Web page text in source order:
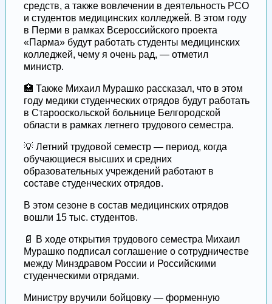
средств, а также вовлечении в деятельность РСО
и студентов медицинских колледжей. В этом году
в Перми в рамках Всероссийского проекта
«Парма» будут работать студенты медицинских
колледжей, чему я очень рад, — отметил
министр.
🏥 Также Михаил Мурашко рассказал, что в этом
году медики студенческих отрядов будут работать
в Старооскольской больнице Белгородской
области в рамках летнего трудового семестра.
💡 Летний трудовой семестр — период, когда
обучающиеся высших и средних
образовательных учреждений работают в
составе студенческих отрядов.
В этом сезоне в состав медицинских отрядов
вошли 15 тыс. студентов.
📄 В ходе открытия трудового семестра Михаил
Мурашко подписал соглашение о сотрудничестве
между Минздравом России и Российскими
студенческими отрядами.
Министру вручили бойцовку — форменную